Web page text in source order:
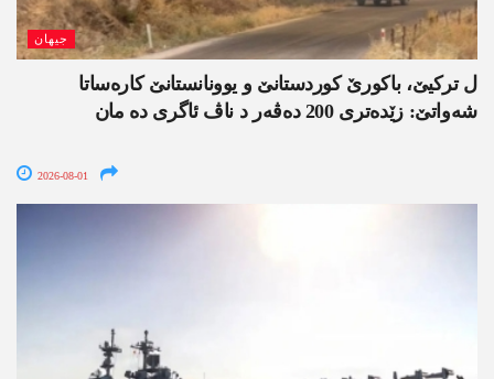
جیھان
ل ترکیێ، باکورێ کوردستانێ و یوونانستانێ کارەساتا
شەواتێ: زێدەتری 200 دەڤەر د ناڤ ئاگری دە مان
2026-08-01